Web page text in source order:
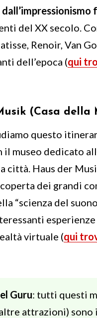
dall’impressionismo
del XX secolo.
Renoir, Van
dell’epoca (qui
(Casa della
questo
il museo dedicato
città. Haus der
dei grandi
“scienza del
esperienze
virtuale (qui
Guru: tutti questi
attrazioni) sono